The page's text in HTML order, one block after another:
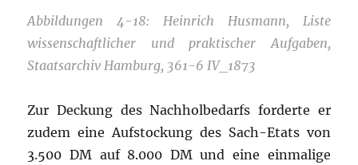
Abbildungen 4-18: Heinrich Husmann, Liste
wissenschaftlicher und praktischer Aufgaben,
Staatsarchiv Hamburg, 361-6 IV_1873
Zur Deckung des Nachholbedarfs forderte er
zudem eine Aufstockung des Sach-Etats von
3.500 DM auf 8.000 DM und eine einmalige